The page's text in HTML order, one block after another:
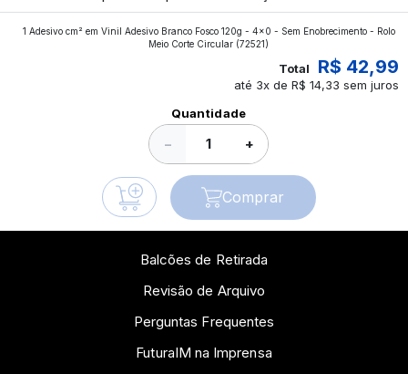
continue a leitura que vamos revelar para você!
1 Adesivo cm² em Vinil Adesivo Branco Fosco 120g - 4x0 - Sem Enobrecimento - Rolo
Meio Corte Circular (72521)
Total R$ 42,99
até 3x de R$ 14,33 sem juros
Quantidade
− +
Comprar
Balcões de Retirada
Revisão de Arquivo
Perguntas Frequentes
FuturaIM na Imprensa